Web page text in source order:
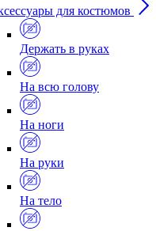
для костюмов
Держать в руках
На всю голову
На ноги
На руки
На тело